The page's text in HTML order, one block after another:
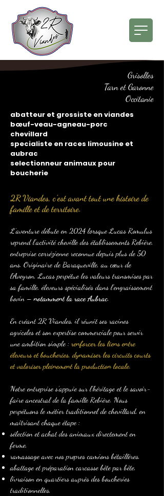
Grisolles
Tarn et Garonne
Occitanie
abatteur et grossiste en viandes
bœuf-veau-agneau-porc
chevillard
specialiste en races limousine et
aubrac
selectionneur animaux pour
boucherie
2R Viandes, c’est avant tout une histoire de
famille et de territoire.
L’aventure débute en 2024 lorsque Lucas Romulus
reprend l’activité cheville des établissements Rebière,
entreprise corrézienne reconnue depuis plus de 50
ans. Originaire de Baraqueville, au cœur de
l’Aveyron, Lucas perpétue les valeurs transmises par
sa famille, éleveurs spécialisés dans l’engraissement
bovin –notamment la race Aubrac.
En créant 2R Viandes, il réunit ses racines
agricoles et son expertise commerciale pour servir
une ambition simple : renforcer les liens entre
éleveurs et boucheries, dynamiser les circuits courts
et valoriser pleinement la production locale.
Notre entreprise s’appuie sur l’héritage et le savoir-
faire ancestral de la famille Rebière. Nous
perpétuons le métier traditionnel de chevillard, en
maîtrisant chaque étape :
sélection et achat des animaux directement en
ferme,
ramassage avec nos propres camions bétaillères,
abattage et préparation carcasse bête par bête,
livraison en quartiers auprès des boucheries
traditionnelles,